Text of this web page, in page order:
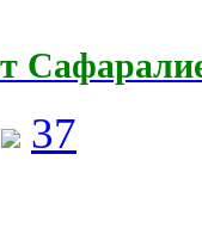
37